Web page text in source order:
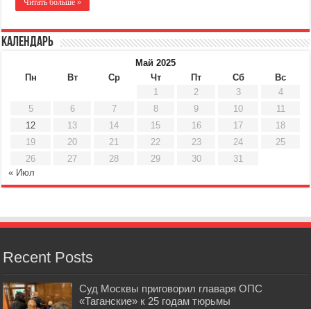
Читать больше »
Календарь
Май 2025
Пн
Вт Ср Чт Пт Сб
Вс
1
2 3
4
5
6 7 8 9 10
11
12
13 14 15 16 17
18
19
20 21 22 23 24
25
26
27 28 29 30
31
« Июл
Recent Posts
Суд Москвы приговорил главаря ОПС
«Таганские» к 25 годам тюрьмы